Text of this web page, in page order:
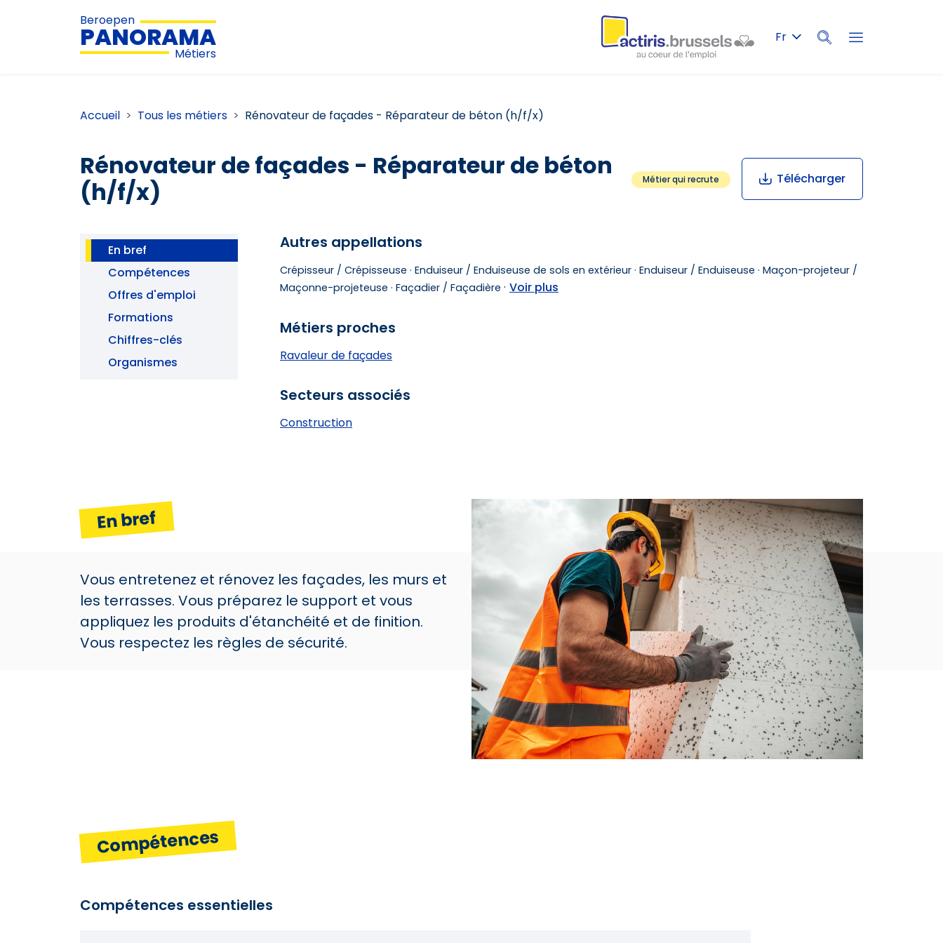
Beroepen
PANORAMA
Métiers
Fr Rechercher
Accueil Tous les métiers Rénovateur de façades - Réparateur de béton (h/f/x)
Rénovateur de façades - Réparateur de béton
(h/f/x)
Métier qui recrute Télécharger
En bref
Compétences
Offres d'emploi
Formations
Chiffres-clés
Organismes
Autres appellations
Crépisseur / Crépisseuse · Enduiseur / Enduiseuse de sols en extérieur · Enduiseur / Enduiseuse · Maçon-projeteur /
Maçonne-projeteuse · Façadier / Façadière · Voir plus
Métiers proches
Ravaleur de façades
Secteurs associés
Construction
En bref
Vous entretenez et rénovez les façades, les murs et
les terrasses. Vous préparez le support et vous
appliquez les produits d'étanchéité et de finition.
Vous respectez les règles de sécurité.
Compétences
Compétences essentielles